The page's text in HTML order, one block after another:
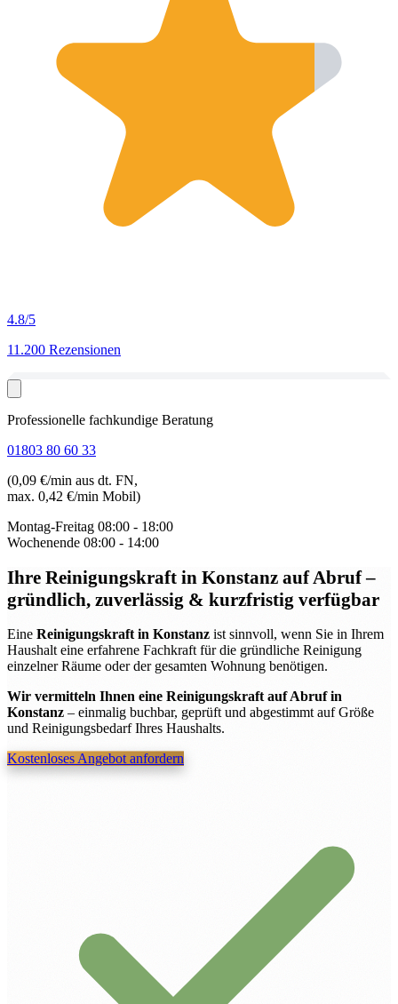
4.8/5
11.200 Rezensionen
Professionelle fachkundige Beratung
01803 80 60 33
(0,09 €/min aus dt. FN,
max. 0,42 €/min Mobil)
Montag-Freitag 08:00 - 18:00
Wochenende 08:00 - 14:00
Ihre Reinigungskraft in Konstanz auf Abruf–
gründlich, zuverlässig & kurzfristig verfügbar
Eine Reinigungskraft in Konstanz ist sinnvoll, wenn Sie in Ihrem
Haushalt eine erfahrene Fachkraft für die gründliche Reinigung
einzelner Räume oder der gesamten Wohnung benötigen.
Wir vermitteln Ihnen eine Reinigungskraft auf Abruf in
Konstanz – einmalig buchbar, geprüft und abgestimmt auf Größe
und Reinigungsbedarf Ihres Haushalts.
Kostenloses Angebot anfordern